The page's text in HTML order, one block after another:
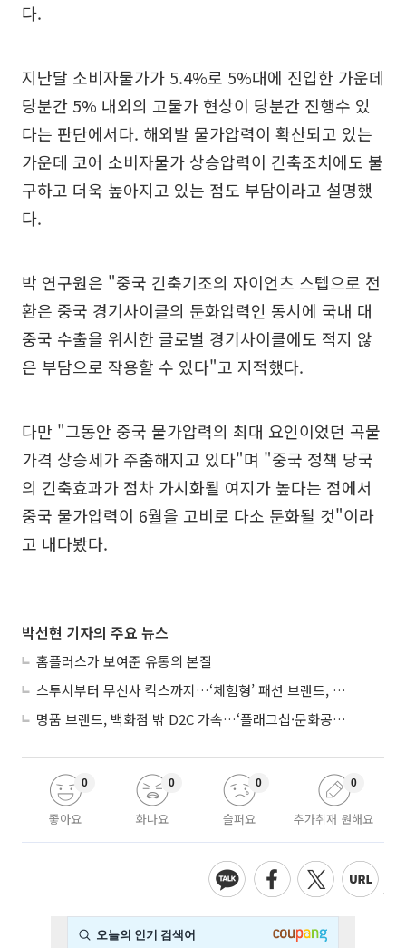
다.
지난달 소비자물가가 5.4%로 5%대에 진입한 가운데
당분간 5% 내외의 고물가 현상이 당분간 진행수 있
다는 판단에서다. 해외발 물가압력이 확산되고 있는
가운데 코어 소비자물가 상승압력이 긴축조치에도 불
구하고 더욱 높아지고 있는 점도 부담이라고 설명했
다.
박 연구원은 "중국 긴축기조의 자이언츠 스텝으로 전
환은 중국 경기사이클의 둔화압력인 동시에 국내 대
중국 수출을 위시한 글로벌 경기사이클에도 적지 않
은 부담으로 작용할 수 있다"고 지적했다.
다만 "그동안 중국 물가압력의 최대 요인이었던 곡물
가격 상승세가 주춤해지고 있다"며 "중국 정책 당국
의 긴축효과가 점차 가시화될 여지가 높다는 점에서
중국 물가압력이 6월을 고비로 다소 둔화될 것"이라
고 내다봤다.
박선현 기자의 주요 뉴스
홈플러스가 보여준 유통의 본질
스투시부터 무신사 킥스까지…‘체험형’ 패션 브랜드, 잇단 제주행
명품 브랜드, 백화점 밖 D2C 가속…‘플래그십·문화공간’ 전략 눈길
좋아요
0
화나요
0
슬퍼요
0
추가취재 원해요
0